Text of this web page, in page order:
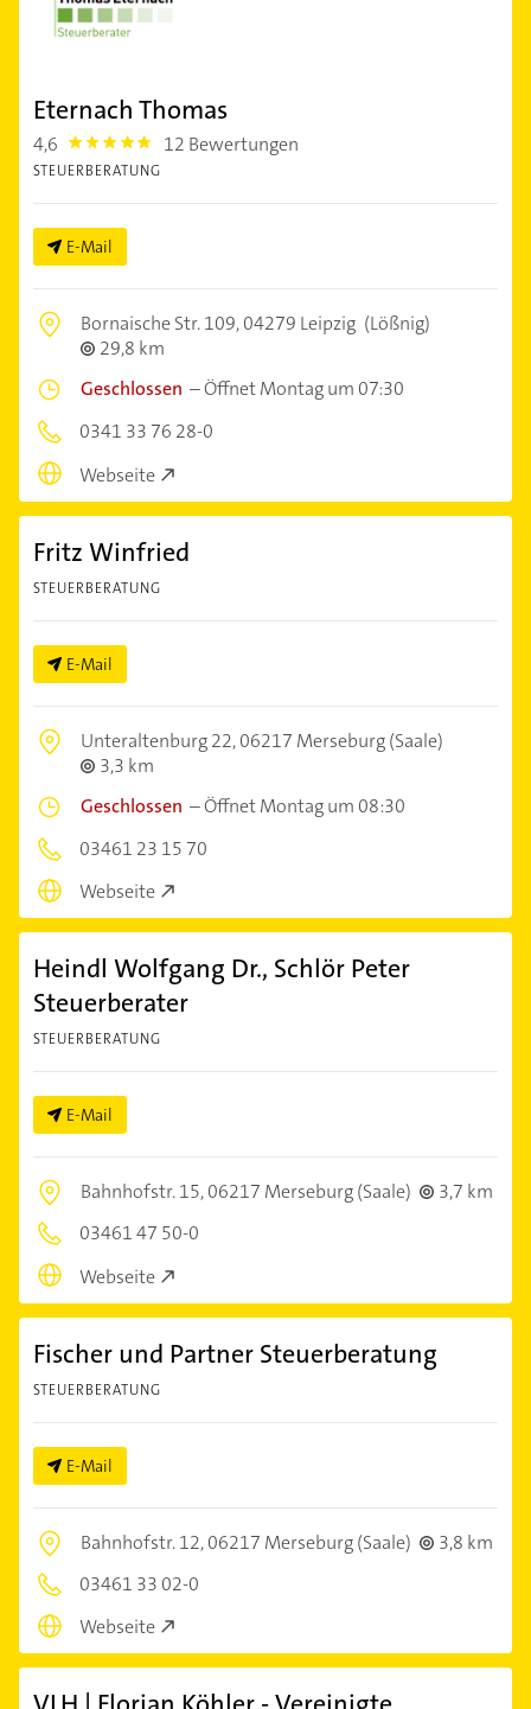
Eternach Thomas
4,6 4.6 12 Bewertungen
STEUERBERATUNG
E-Mail
Bornaische Str. 109,04279 Leipzig (Lößnig)
29,8 km
Geschlossen –Öffnet Montag um 07:30
0341 33 76 28-0
Webseite
Fritz Winfried
STEUERBERATUNG
E-Mail
Unteraltenburg 22,06217 Merseburg (Saale)
3,3 km
Geschlossen –Öffnet Montag um 08:30
03461 23 15 70
Webseite
Heindl Wolfgang Dr., Schlör Peter
Steuerberater
STEUERBERATUNG
E-Mail
Bahnhofstr. 15,06217 Merseburg (Saale)
3,7 km
03461 47 50-0
Webseite
Fischer und Partner Steuerberatung
STEUERBERATUNG
E-Mail
Bahnhofstr. 12,06217 Merseburg (Saale)
3,8 km
03461 33 02-0
Webseite